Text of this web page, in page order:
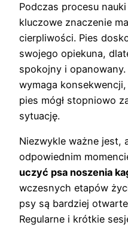
Podczas procesu
kluczowe znaczenie
cierpliwości. Pies
swojego opiekuna,
spokojny i opanowany.
wymaga
pies mógł stopniowo
sytuację.
Niezwykle ważne jest,
odpowiednim
uczyć psa noszenia
wczesnych etapów
psy są bardziej
Regularne i krótkie